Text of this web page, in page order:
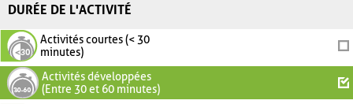
DURÉE DE L'ACTIVITÉ
Activités courtes (< 30
minutes)
Activités développées
(Entre 30 et 60 minutes)